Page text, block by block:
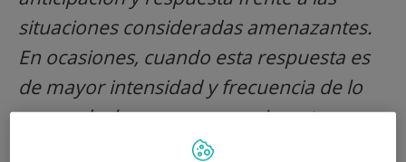
situaciones consideradas amenazantes.
En ocasiones, cuando esta respuesta es
de mayor intensidad y frecuencia de lo
esperado, la persona experimenta un
conjunto de síntomas psíquicos y físicos